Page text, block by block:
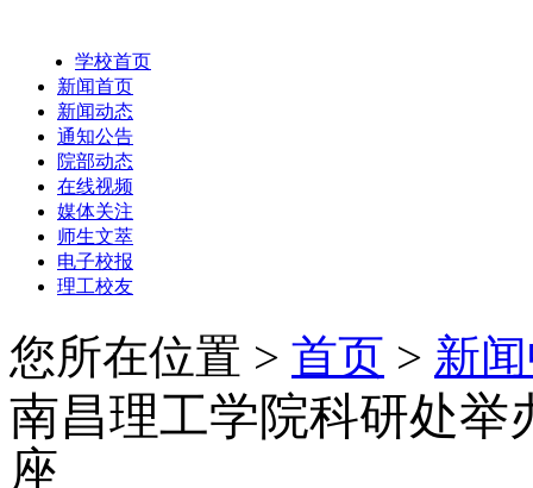
学校首页
新闻首页
新闻动态
通知公告
院部动态
在线视频
媒体关注
师生文萃
电子校报
理工校友
您所在位置 > 首页 > 新
南昌理工学院科研处举
座